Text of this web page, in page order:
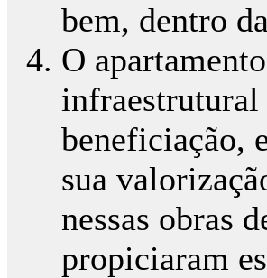
bem, dentro
O
infraestrutural
beneficiação,
sua
nessas obras
propiciaram